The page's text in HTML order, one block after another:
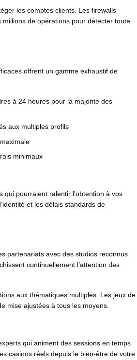
les comptes clients. Les firewalls
de opérations pour détecter toute
offrent un gamme exhaustif de
à 24 heures pour la majorité des
aux multiples profils
minimaux
qui pourraient ralentir l’obtention à vos
et les délais standards de
partenariats avec des studios reconnus
continuellement l’attention des
aux thématiques multiples. Les jeux de
mise ajustées à tous les moyens.
qui animent des sessions en temps
casinos réels depuis le bien-être de votre